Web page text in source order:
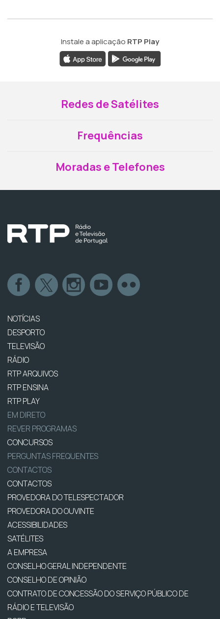
Instale a aplicação RTP Play
Redes de Satélites
Frequências
Moradas e Telefones
NOTÍCIAS
DESPORTO
TELEVISÃO
RÁDIO
RTP ARQUIVOS
RTP ENSINA
RTP PLAY
EM DIRETO
REVER PROGRAMAS
CONCURSOS
PERGUNTAS FREQUENTES
CONTACTOS
CONTACTOS
PROVEDORA DO TELESPECTADOR
PROVEDORA DO OUVINTE
ACESSIBILIDADES
SATÉLITES
A EMPRESA
CONSELHO GERAL INDEPENDENTE
CONSELHO DE OPINIÃO
CONTRATO DE CONCESSÃO DO SERVIÇO PÚBLICO DE
RÁDIO E TELEVISÃO